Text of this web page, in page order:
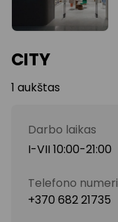
CITY
1 aukštas
Darbo laikas
I-VII 10:00-21:00
Telefono
+370 682 21735